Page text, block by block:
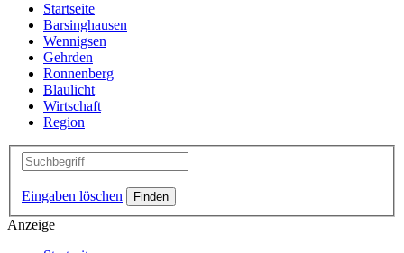
Startseite
Barsinghausen
Wennigsen
Gehrden
Ronnenberg
Blaulicht
Wirtschaft
Region
Eingaben löschen
Anzeige